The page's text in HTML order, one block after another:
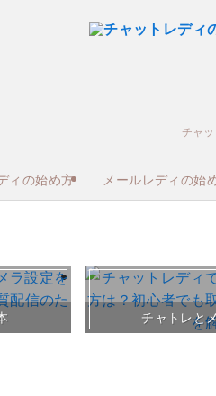
チャ
ィの始め方 メールレディの始
チャトレと